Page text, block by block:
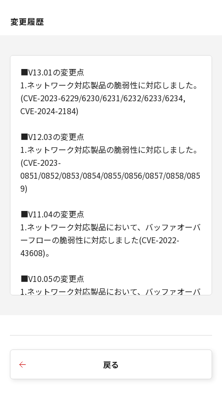
変更履歴
■V13.01の変更点
1.ネットワーク対応製品の脆弱性に対応しました。
(CVE-2023-6229/6230/6231/6232/6233/6234,
CVE-2024-2184)
■V12.03の変更点
1.ネットワーク対応製品の脆弱性に対応しました。
(CVE-2023-
0851/0852/0853/0854/0855/0856/0857/0858/085
9)
■V11.04の変更点
1.ネットワーク対応製品において、バッファオーバ
ーフローの脆弱性に対応しました(CVE-2022-
43608)。
■V10.05の変更点
1.ネットワーク対応製品において、バッファオーバ
戻る